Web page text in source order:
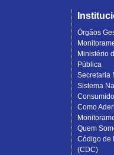
Órgãos
Ministério
Pública
Secretaria
Sistema
Como
Quem
Código de
(CDC)